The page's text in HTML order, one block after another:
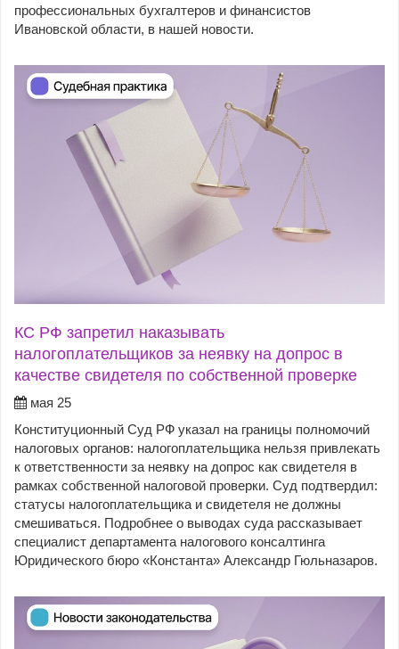
профессиональных бухгалтеров и финансистов
Ивановской области, в нашей новости.
КС РФ запретил наказывать
налогоплательщиков за неявку на допрос в
качестве свидетеля по собственной проверке
мая 25
Конституционный Суд РФ указал на границы полномочий
налоговых органов: налогоплательщика нельзя привлекать
к ответственности за неявку на допрос как свидетеля в
рамках собственной налоговой проверки. Суд подтвердил:
статусы налогоплательщика и свидетеля не должны
смешиваться. Подробнее о выводах суда рассказывает
специалист департамента налогового консалтинга
Юридического бюро «Константа» Александр Гюльназаров.